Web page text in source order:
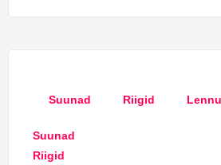
Suunad Riigid
Suunad
Riigid